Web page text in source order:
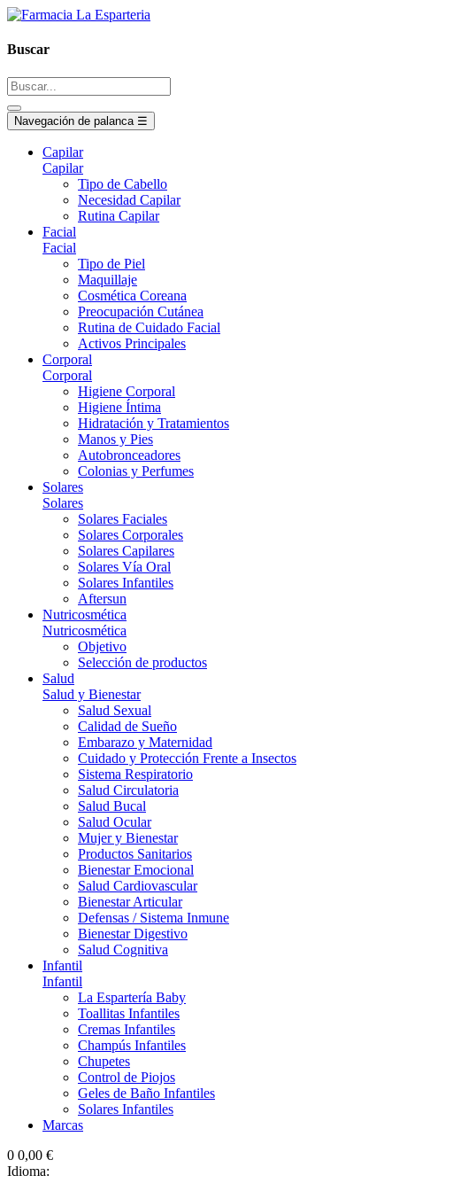
Buscar
Navegación de palanca ☰
Capilar
Capilar
Tipo de Cabello
Necesidad Capilar
Rutina Capilar
Facial
Facial
Tipo de Piel
Maquillaje
Cosmética Coreana
Preocupación Cutánea
Rutina de Cuidado Facial
Activos Principales
Corporal
Corporal
Higiene Corporal
Higiene Íntima
Hidratación y Tratamientos
Manos y Pies
Autobronceadores
Colonias y Perfumes
Solares
Solares
Solares Faciales
Solares Corporales
Solares Capilares
Solares Vía Oral
Solares Infantiles
Aftersun
Nutricosmética
Nutricosmética
Objetivo
Selección de productos
Salud
Salud y Bienestar
Salud Sexual
Calidad de Sueño
Embarazo y Maternidad
Cuidado y Protección Frente a Insectos
Sistema Respiratorio
Salud Circulatoria
Salud Bucal
Salud Ocular
Mujer y Bienestar
Productos Sanitarios
Bienestar Emocional
Salud Cardiovascular
Bienestar Articular
Defensas / Sistema Inmune
Bienestar Digestivo
Salud Cognitiva
Infantil
Infantil
La Espartería Baby
Toallitas Infantiles
Cremas Infantiles
Champús Infantiles
Chupetes
Control de Piojos
Geles de Baño Infantiles
Solares Infantiles
Marcas
0 0,00 €
Idioma: